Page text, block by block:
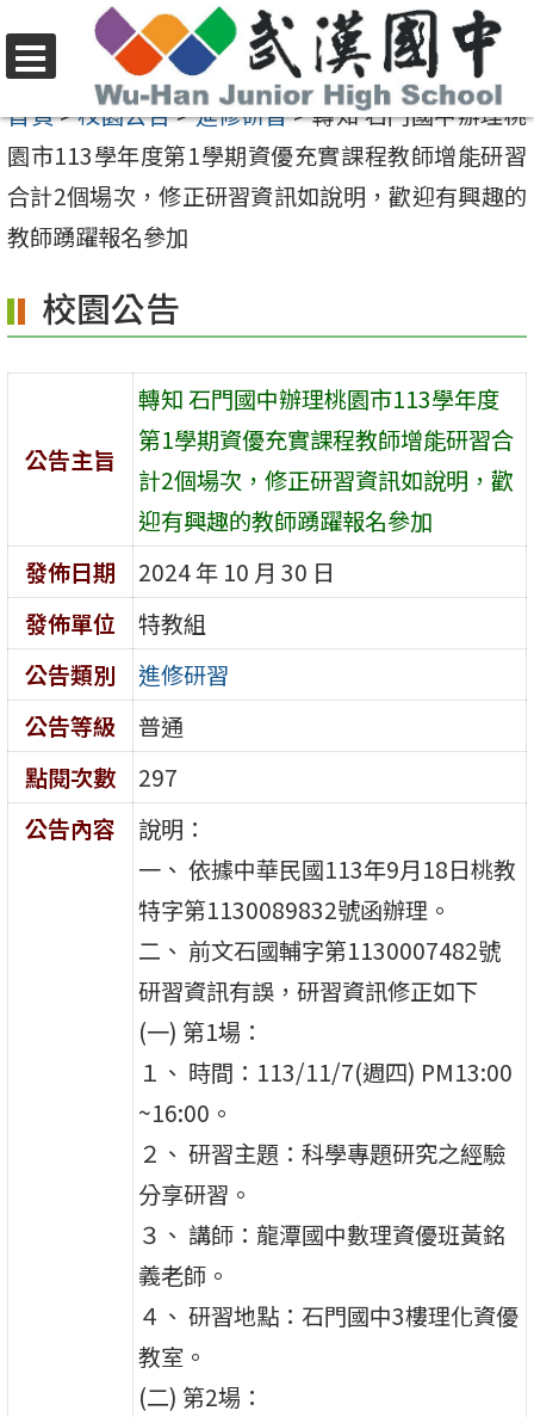
至
要
內
容
選
單
首頁>校園公告>進修研習>轉知 石門國中辦理桃
園市113學年度第1學期資優充實課程教師增能研習
合計2個場次，修正研習資訊如說明，歡迎有興趣的
教師踴躍報名參加
校園公告
公告主旨
轉知 石門國中辦理桃園市113學年度
第1學期資優充實課程教師增能研習合
計2個場次，修正研習資訊如說明，歡
迎有興趣的教師踴躍報名參加
發佈日期
2024 年 10 月 30 日
發佈單位
特教組
公告類別
進修研習
公告等級
普通
點閱次數
297
公告內容
說明：
一、 依據中華民國113年9月18日桃教
特字第1130089832號函辦理。
二、 前文石國輔字第1130007482號
研習資訊有誤，研習資訊修正如下
(一) 第1場：
１、 時間：113/11/7(週四) PM13:00
~16:00。
２、 研習主題：科學專題研究之經驗
分享研習。
３、 講師：龍潭國中數理資優班黃銘
義老師。
４、 研習地點：石門國中3樓理化資優
教室。
(二) 第2場：